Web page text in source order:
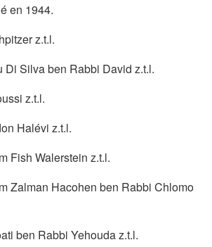
en 1944.
z.t.l.
Di Silva ben Rabbi David z.t.l.
z.t.l.
Halévi z.t.l.
Fish Walerstein z.t.l.
Zalman Hacohen ben Rabbi Chlomo
ben Rabbi Yehouda z.t.l.